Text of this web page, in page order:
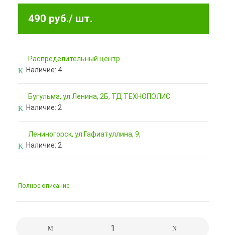
490 руб./ шт.
Pаспределительный центр
Наличие: 4
Бугульма, ул.Ленина, 2Б, ТД ТЕХНОПОЛИС
Наличие: 2
Лениногорск, ул.Гафиатуллина, 9,
Наличие: 2
Полное описание